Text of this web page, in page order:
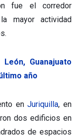
fue el corredor
mayor actividad
Guanajuato
año
enJuriquilla, en
dos edificios en
de espacios